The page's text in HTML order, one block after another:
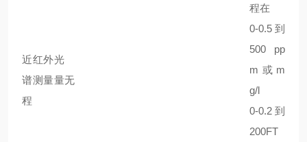
近红外光
谱测量量
程
无
程在
0-0.5 到
500 pp
m或m
g/l
0-0.2 到
200FT